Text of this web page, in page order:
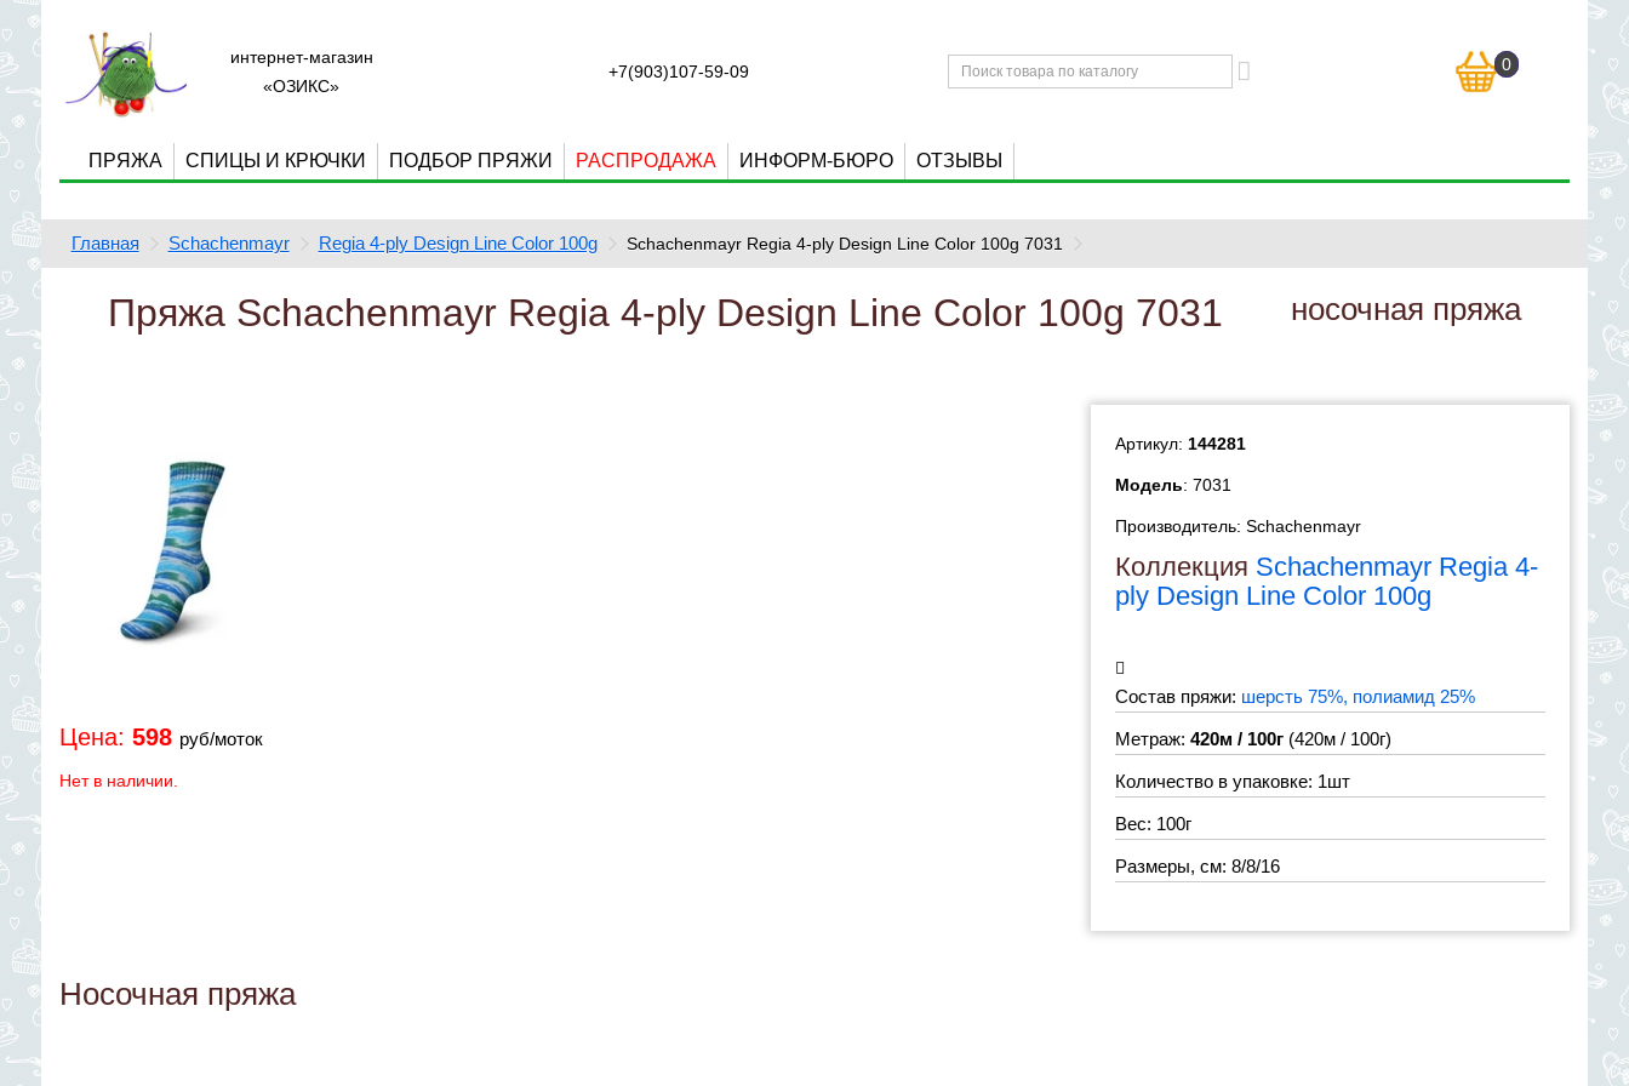
интернет-магазин
«ОЗИКС»
+7(903)107-59-09 0
ПРЯЖА СПИЦЫ И КРЮЧКИ ПОДБОР ПРЯЖИ РАСПРОДАЖА ИНФОРМ-БЮРО ОТЗЫВЫ
Главная Schachenmayr Regia 4-ply Design Line Color 100g Schachenmayr Regia 4-ply Design Line Color 100g 7031
Пряжа Schachenmayr Regia 4-ply Design Line Color 100g 7031 носочная пряжа
Цена: 598 руб/моток
Нет в наличии.
Артикул: 144281
Модель: 7031
Производитель: Schachenmayr
Коллекция Schachenmayr Regia 4-
ply Design Line Color 100g
Состав пряжи: шерсть 75%, полиамид 25%
Метраж: 420м / 100г(420м / 100г)
Количество в упаковке: 1шт
Вес: 100г
Размеры, см: 8/8/16
Носочная пряжа